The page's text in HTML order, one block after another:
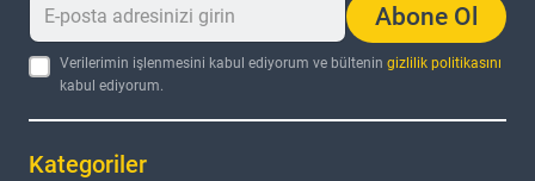
Abone Ol
Verilerimin işlenmesini kabul ediyorum ve bülteningizlilik politikasını
kabul ediyorum.
Kategoriler